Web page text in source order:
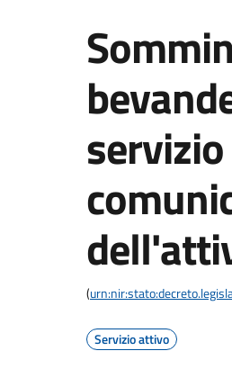
(
Servizio attivo